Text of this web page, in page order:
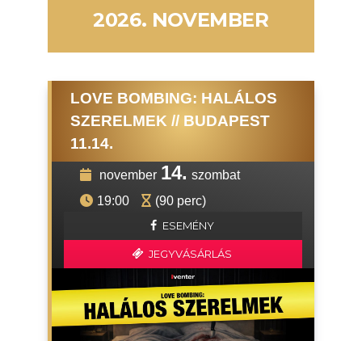
2026. NOVEMBER
LOVE BOMBING: HALÁLOS
SZERELMEK // BUDAPEST
11.14.
november 14. szombat
19:00
(90 perc)
ESEMÉNY
JEGYVÁSÁRLÁS